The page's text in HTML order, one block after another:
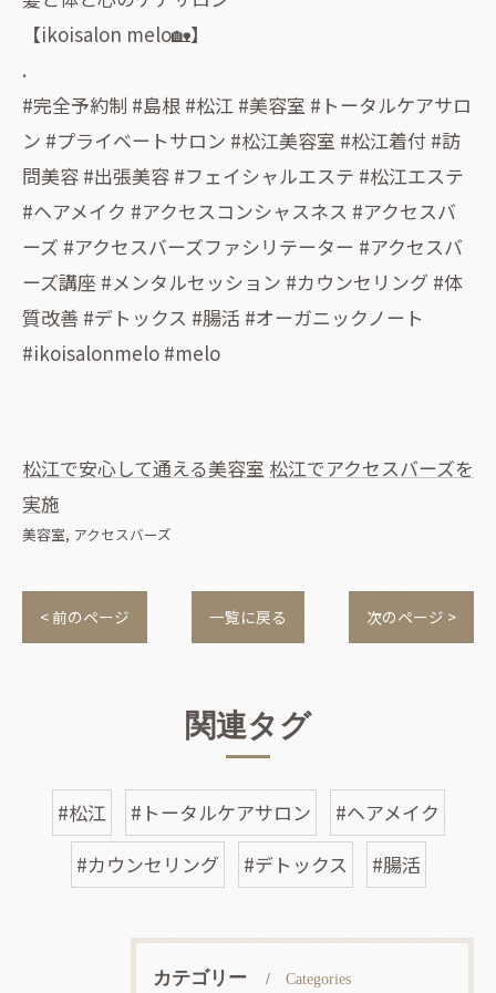
【ikoisalon melo🏡】
.
#完全予約制 #島根 #松江 #美容室 #トータルケアサロ
ン #プライベートサロン #松江美容室 #松江着付 #訪
問美容 #出張美容 #フェイシャルエステ #松江エステ
#ヘアメイク #アクセスコンシャスネス #アクセスバ
ーズ #アクセスバーズファシリテーター #アクセスバ
ーズ講座 #メンタルセッション #カウンセリング #体
質改善 #デトックス #腸活 #オーガニックノート
#ikoisalonmelo #melo
松江で安心して通える美容室 松江でアクセスバーズを
実施
美容室 アクセスバーズ
< 前のページ 一覧に戻る 次のページ >
関連タグ
#松江 #トータルケアサロン
#ヘアメイク
#カウンセリング
#デトックス #腸活
カテゴリー Categories